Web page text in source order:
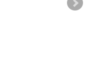
月18日(土),19